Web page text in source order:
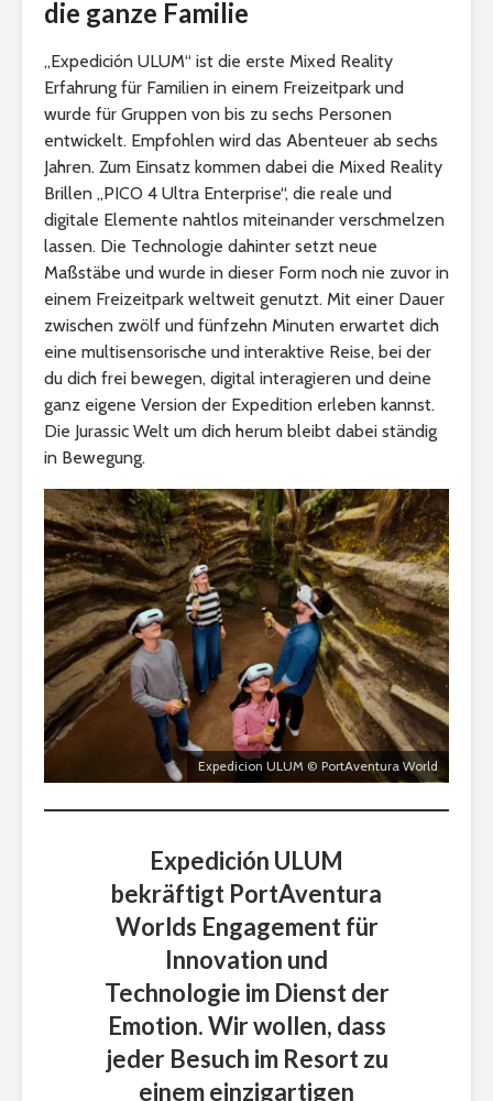
die ganze Familie
„Expedición ULUM“ ist die erste Mixed Reality
Erfahrung für Familien in einem Freizeitpark und
wurde für Gruppen von bis zu sechs Personen
entwickelt. Empfohlen wird das Abenteuer ab sechs
Jahren. Zum Einsatz kommen dabei die Mixed Reality
Brillen „PICO 4 Ultra Enterprise“, die reale und
digitale Elemente nahtlos miteinander verschmelzen
lassen. Die Technologie dahinter setzt neue
Maßstäbe und wurde in dieser Form noch nie zuvor in
einem Freizeitpark weltweit genutzt. Mit einer Dauer
zwischen zwölf und fünfzehn Minuten erwartet dich
eine multisensorische und interaktive Reise, bei der
du dich frei bewegen, digital interagieren und deine
ganz eigene Version der Expedition erleben kannst.
Die Jurassic Welt um dich herum bleibt dabei ständig
in Bewegung.
Expedicion ULUM © PortAventura World
Expedición ULUM
bekräftigt PortAventura
Worlds Engagement für
Innovation und
Technologie im Dienst der
Emotion. Wir wollen, dass
jeder Besuch im Resort zu
einem einzigartigen